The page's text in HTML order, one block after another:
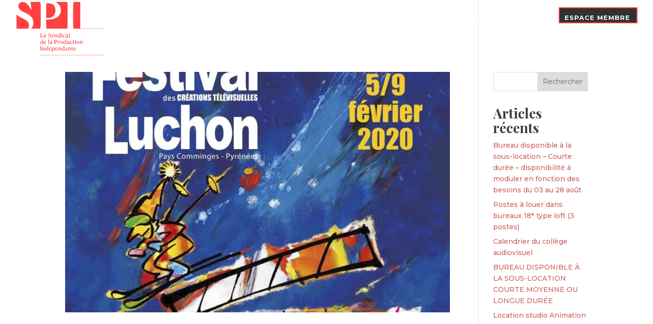
Nos Adhérents ESPACE MEMBRE
Articles
récents
Bureau disponible à la
sous-location – Courte
durée – disponibilité à
moduler en fonction des
besoins du 03 au 28 août
Postes à louer dans
bureaux 18ᵉ type loft (3
postes)
Calendrier du collège
audiovisuel
BUREAU DISPONIBLE À
LA SOUS-LOCATION
COURTE MOYENNE OU
LONGUE DURÉE
Location studio Animation